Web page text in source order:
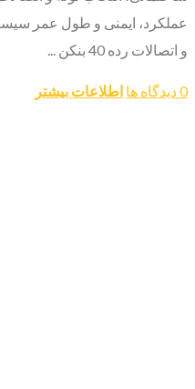
عملکرد، ایمنی و طول عمر
و اتصالات رده 40 بنکن ...
0 دیدگاه ها اطلاعات بیشتر